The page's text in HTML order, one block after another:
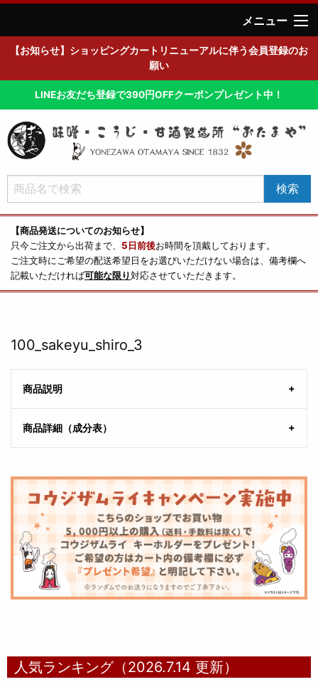
メニュー
【お知らせ】ショッピングカートリニューアルに伴う会員登録のお
願い
LINEお友だち登録で390円OFFクーポンプレゼント中！
【商品発送についてのお知らせ】
只今ご注文から出荷まで、 5日前後お時間を頂戴しております。
ご注文時にご希望の配送希望日をお選びいただけない場合は、備考欄へ
記載いただければ可能な限り対応させていただきます。
100_sakeyu_shiro_3
商品説明
商品詳細（成分表）
人気ランキング（2026.7.14 更新）